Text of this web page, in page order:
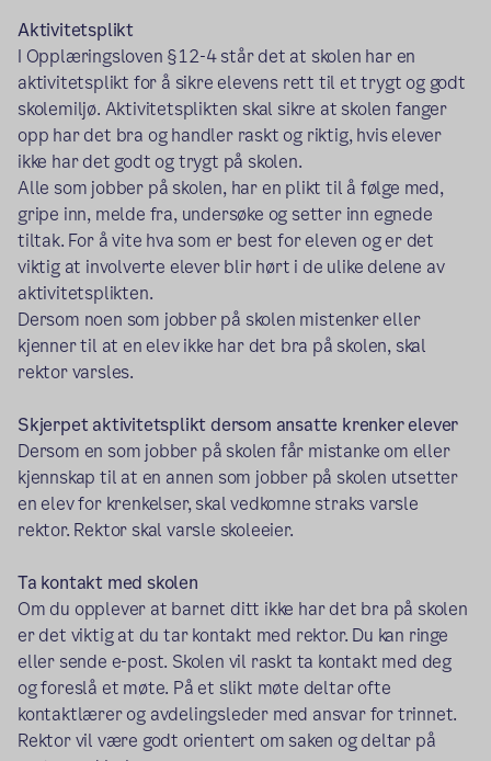
Aktivitetsplikt
I Opplæringsloven §12-4 står det at skolen har en
aktivitetsplikt for å sikre elevens rett til et trygt og godt
skolemiljø. Aktivitetsplikten skal sikre at skolen fanger
opp har det bra og handler raskt og riktig, hvis elever
ikke har det godt og trygt på skolen.
Alle som jobber på skolen, har en plikt til å følge med,
gripe inn, melde fra, undersøke og setter inn egnede
tiltak. For å vite hva som er best for eleven og er det
viktig at involverte elever blir hørt i de ulike delene av
aktivitetsplikten.
Dersom noen som jobber på skolen mistenker eller
kjenner til at en elev ikke har det bra på skolen, skal
rektor varsles.
Skjerpet aktivitetsplikt dersom ansatte krenker elever
Dersom en som jobber på skolen får mistanke om eller
kjennskap til at en annen som jobber på skolen utsetter
en elev for krenkelser, skal vedkomne straks varsle
rektor. Rektor skal varsle skoleeier.
Ta kontakt med skolen
Om du opplever at barnet ditt ikke har det bra på skolen
er det viktig at du tar kontakt med rektor. Du kan ringe
eller sende e-post. Skolen vil raskt ta kontakt med deg
og foreslå et møte. På et slikt møte deltar ofte
kontaktlærer og avdelingsleder med ansvar for trinnet.
Rektor vil være godt orientert om saken og deltar på